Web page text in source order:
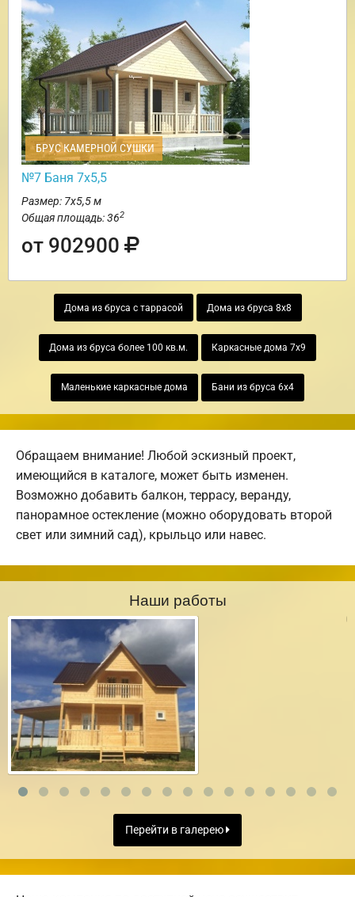
БРУС КАМЕРНОЙ СУШКИ
№7 Баня 7х5,5
Размер: 7х5,5 м
Общая площадь: 362
от 902900
Дома из бруса с таррасой Дома из бруса 8х8
Дома из бруса более 100 кв.м. Каркасные дома 7х9
Маленькие каркасные дома Бани из бруса 6х4
Обращаем внимание! Любой эскизный проект,
имеющийся в каталоге, может быть изменен.
Возможно добавить балкон, террасу, веранду,
панорамное остекление (можно оборудовать второй
свет или зимний сад), крыльцо или навес.
Наши работы
Перейти в галерею